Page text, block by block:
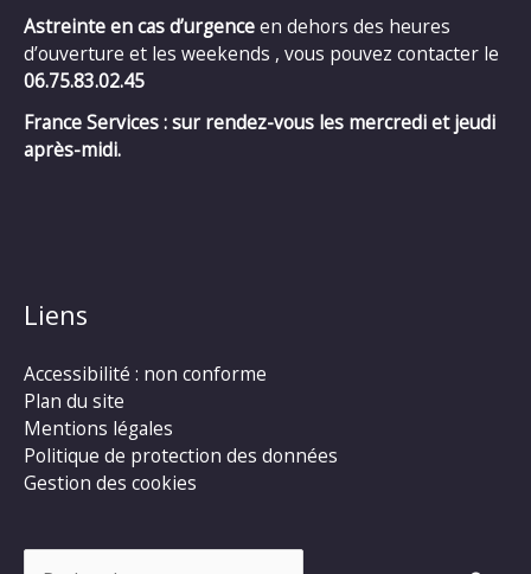
Astreinte en cas d’urgenceen dehors des heures
d’ouverture et les weekends , vous pouvez contacter le
06.75.83.02.45
France Services : sur rendez-vous les mercredi et jeudi
après-midi.
Liens
Accessibilité : non conforme
Plan du site
Mentions légales
Politique de protection des données
Gestion des cookies